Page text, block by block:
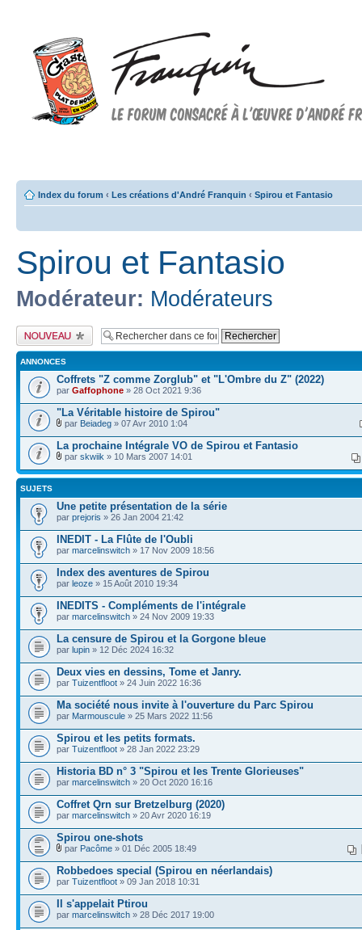
Index du forum ‹ Les créations d'André Franquin ‹ Spirou et Fantasio
Spirou et Fantasio
Modérateur: Modérateurs
Publier un nouveau
sujet
ANNONCES
Coffrets "Z comme Zorglub" et "L'Ombre du Z" (2022)
par Gaffophone » 28 Oct 2021 9:36
"La Véritable histoire de Spirou"
par Beiadeg » 07 Avr 2010 1:04
La prochaine Intégrale VO de Spirou et Fantasio
par skwiik » 10 Mars 2007 14:01
SUJETS
Une petite présentation de la série
par prejoris » 26 Jan 2004 21:42
INEDIT - La Flûte de l'Oubli
par marcelinswitch » 17 Nov 2009 18:56
Index des aventures de Spirou
par leoze » 15 Août 2010 19:34
INEDITS - Compléments de l'intégrale
par marcelinswitch » 24 Nov 2009 19:33
La censure de Spirou et la Gorgone bleue
par lupin » 12 Déc 2024 16:32
Deux vies en dessins, Tome et Janry.
par Tuizentfloot » 24 Juin 2022 16:36
Ma société nous invite à l'ouverture du Parc Spirou
par Marmouscule » 25 Mars 2022 11:56
Spirou et les petits formats.
par Tuizentfloot » 28 Jan 2022 23:29
Historia BD n° 3 "Spirou et les Trente Glorieuses"
par marcelinswitch » 20 Oct 2020 16:16
Coffret Qrn sur Bretzelburg (2020)
par marcelinswitch » 20 Avr 2020 16:19
Spirou one-shots
par Pacôme » 01 Déc 2005 18:49
Robbedoes special (Spirou en néerlandais)
par Tuizentfloot » 09 Jan 2018 10:31
Il s'appelait Ptirou
par marcelinswitch » 28 Déc 2017 19:00